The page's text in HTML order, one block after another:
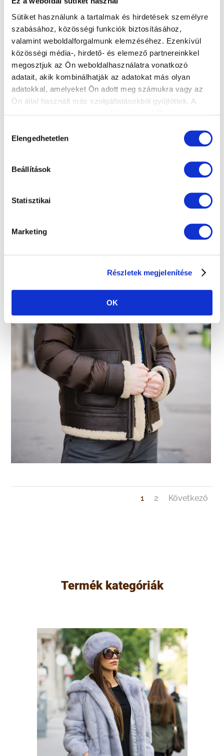
Sütiket használunk a tartalmak és hirdetések személyre
szabásához, közösségi funkciók biztosításához,
valamint weboldalforgalmunk elemzéséhez. Ezenkívül
közösségi média-, hirdető- és elemező partnereinkkel
megosztjuk az Ön weboldalhasználatra vonatkozó
adatait, akik kombinálhatják az adatokat más olyan
adatokkal, amelyeket Ön adott meg számukra vagy az
Ön által használt más szolgáltatásokból gyűjtöttek. A
kiválasztása
Elengedhetetlen
Beállítások
Statisztikai
Marketing
Részletek megjelenítése
OK
1 2 Következő
Termék kategóriák